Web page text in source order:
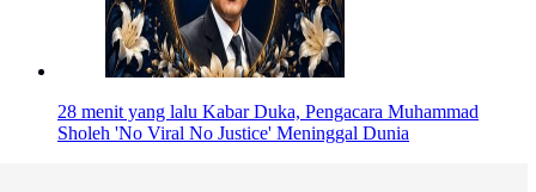
28 menit yang lalu Kabar Duka, Pengacara Muhammad
Sholeh 'No Viral No Justice' Meninggal Dunia